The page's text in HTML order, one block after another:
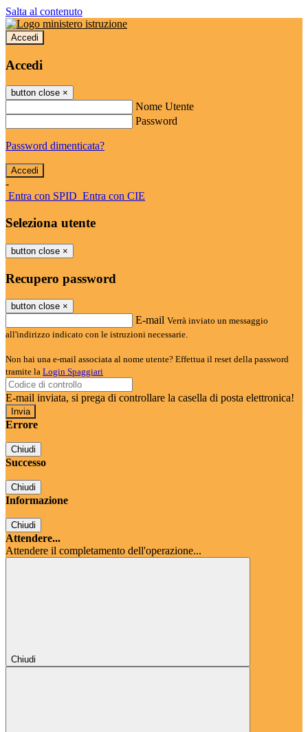
Salta al contenuto
Accedi
Accedi
button close ×
Nome Utente
Password
Password dimenticata?
-
Entra con SPID Entra con CIE
Seleziona utente
button close ×
Recupero password
button close ×
E-mail Verrà inviato un messaggio
all'indirizzo indicato con le istruzioni necessarie.
Non hai una e-mail associata al nome utente? Effettua il reset della password
tramite la Login Spaggiari
E-mail inviata, si prega di controllare la casella di posta elettronica!
Errore
Chiudi
Successo
Chiudi
Informazione
Chiudi
Attendere...
Attendere il completamento dell'operazione...
Chiudi